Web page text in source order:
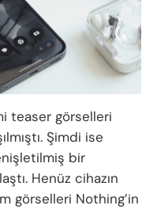
teaser görselleri
Şimdi ise
bir
Henüz cihazın
görselleri Nothing’in